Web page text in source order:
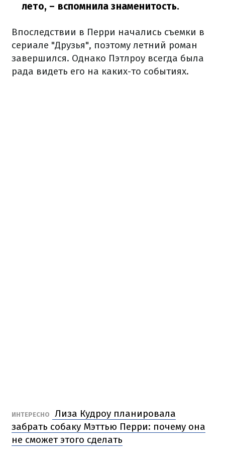
лето, – вспомнила знаменитость.
Впоследствии в Перри начались съемки в
сериале "Друзья", поэтому летний роман
завершился. Однако Пэтлроу всегда была
рада видеть его на каких-то событиях.
ИНТЕРЕСНО
Лиза Кудроу планировала
забрать собаку Мэттью Перри: почему она
не сможет этого сделать